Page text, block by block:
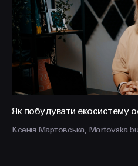
FACEBOOK LINKEDIN
Як побудувати екосистему
Ксенія Мартовська, Martovska